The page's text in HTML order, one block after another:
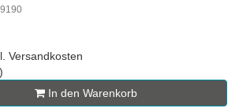
Versandkosten
In den Warenkorb